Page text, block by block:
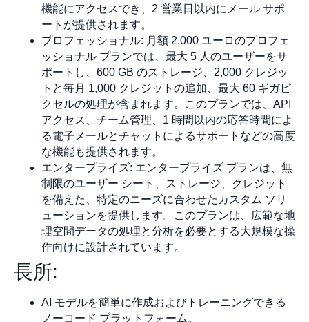
機能にアクセスでき、2 営業日以内にメール サポ
ートが提供されます。
プロフェッショナル: 月額 2,000 ユーロのプロフェ
ッショナル プランでは、最大 5 人のユーザーをサ
ポートし、600 GB のストレージ、2,000 クレジッ
トと毎月 1,000 クレジットの追加、最大 60 ギガピ
クセルの処理が含まれます。このプランでは、API
アクセス、チーム管理、1 時間以内の応答時間によ
る電子メールとチャットによるサポートなどの高度
な機能も提供されます。
エンタープライズ: エンタープライズ プランは、無
制限のユーザー シート、ストレージ、クレジット
を備えた、特定のニーズに合わせたカスタム ソリ
ューションを提供します。このプランは、広範な地
理空間データの処理と分析を必要とする大規模な操
作向けに設計されています。
長所:
AI モデルを簡単に作成およびトレーニングできる
ノーコード プラットフォーム。